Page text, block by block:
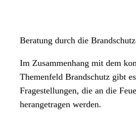
Beratung durch die
Im Zusammenhang mit dem
Themenfeld Brandschutz gibt
Fragestellungen, die an die
herangetragen werden.